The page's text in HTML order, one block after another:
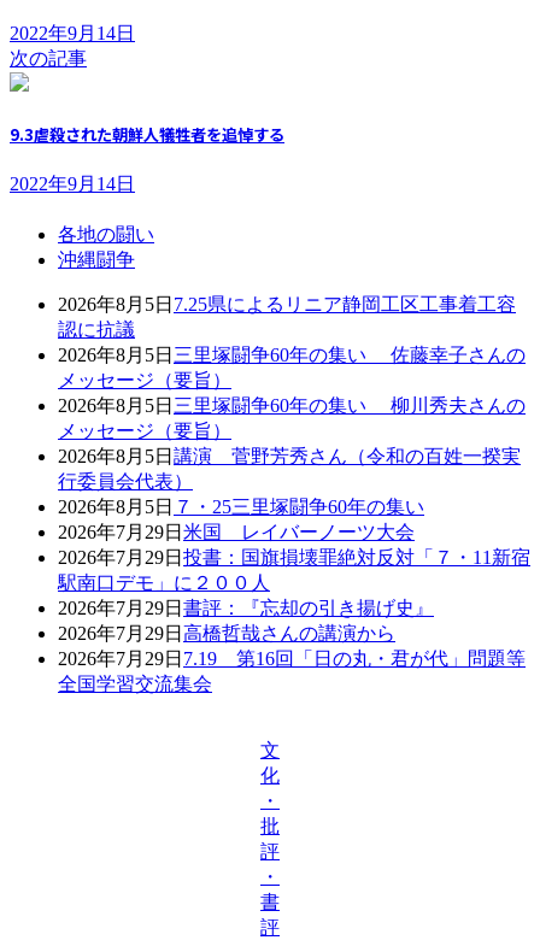
2022年9月14日
次の記事
9.3虐殺された朝鮮人犠牲者を追悼する
2022年9月14日
各地の闘い
沖縄闘争
2026年8月5日 7.25県によるリニア静岡工区工事着工容
認に抗議
2026年8月5日 三里塚闘争60年の集い 佐藤幸子さんの
メッセージ（要旨）
2026年8月5日 三里塚闘争60年の集い 柳川秀夫さんの
メッセージ（要旨）
2026年8月5日 講演 菅野芳秀さん（令和の百姓一揆実
行委員会代表）
2026年8月5日 ７・25三里塚闘争60年の集い
2026年7月29日 米国 レイバーノーツ大会
2026年7月29日 投書：国旗損壊罪絶対反対「７・11新宿
駅南口デモ」に２００人
2026年7月29日 書評：『忘却の引き揚げ史』
2026年7月29日 高橋哲哉さんの講演から
2026年7月29日 7.19 第16回「日の丸・君が代」問題等
全国学習交流集会
文
化
・
批
評
・
書
評